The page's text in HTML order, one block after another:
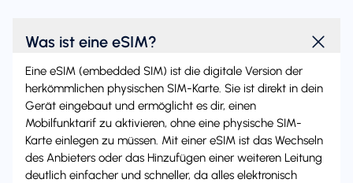
Was ist eine eSIM?
Eine eSIM (embedded SIM) ist die digitale Version der
herkömmlichen physischen SIM-Karte. Sie ist direkt in dein
Gerät eingebaut und ermöglicht es dir, einen
Mobilfunktarif zu aktivieren, ohne eine physische SIM-
Karte einlegen zu müssen. Mit einer eSIM ist das Wechseln
des Anbieters oder das Hinzufügen einer weiteren Leitung
deutlich einfacher und schneller, da alles elektronisch